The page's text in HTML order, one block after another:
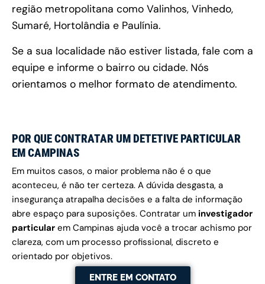
região metropolitana como Valinhos, Vinhedo,
Sumaré, Hortolândia e Paulínia.
Se a sua localidade não estiver listada, fale com a
equipe e informe o bairro ou cidade. Nós
orientamos o melhor formato de atendimento.
POR QUE CONTRATAR UM DETETIVE PARTICULAR
EM CAMPINAS
Em muitos casos, o maior problema não é o que
aconteceu, é não ter certeza. A dúvida desgasta, a
insegurança atrapalha decisões e a falta de informação
abre espaço para suposições. Contratar um investigador
particular em Campinas ajuda você a trocar achismo por
clareza, com um processo profissional, discreto e
orientado por objetivos.
ENTRE EM CONTATO